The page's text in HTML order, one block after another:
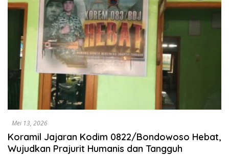
Mei 13, 2026
Koramil Jajaran Kodim 0822/Bondowoso Hebat,
Wujudkan Prajurit Humanis dan Tangguh